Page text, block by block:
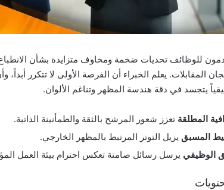
للوظائف تحديات ضخمة ومخاوف متزايدة بشأن
المقابلات. يعلم الخبراء أن الفرصة الأولى لا تتكرر أبداً،
يتجسد في دقة هندسة المظهر وتناغم الألوان.
المطلقة تعزز شعور المرشح بالثقة والطمأنينة الذاتية.
المسبق يزيل التوتر المرتبط بالمظهر الخارجي.
الوظيفي يرسل رسائل صامتة تعكس احترام بيئة العمل